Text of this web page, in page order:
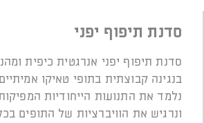
סדנת תיפוף יפני
סדנת תיפוף יפני אנרגטית כיפית
בנגינה קבוצתית בתופי טאיקו
נלמד את התנועות הייחודיות
ונרגיש את הוויברציות של התופים